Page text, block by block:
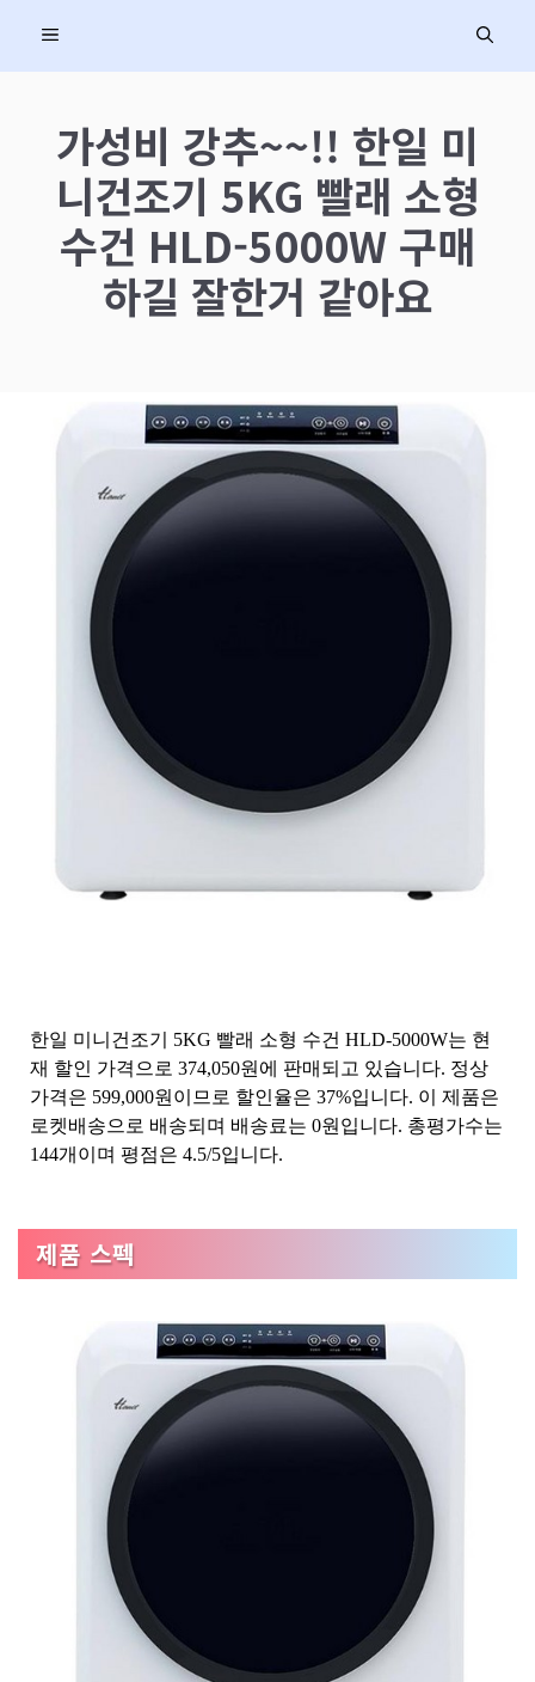
MENU
가성비 강추~~!! 한일 미
니건조기 5KG 빨래 소형
수건 HLD-5000W 구매
하길 잘한거 같아요
한일 미니건조기 5KG 빨래 소형 수건 HLD-5000W는 현
재 할인 가격으로 374,050원에 판매되고 있습니다. 정상
가격은 599,000원이므로 할인율은 37%입니다. 이 제품은
로켓배송으로 배송되며 배송료는 0원입니다. 총평가수는
144개이며 평점은 4.5/5입니다.
제품 스펙